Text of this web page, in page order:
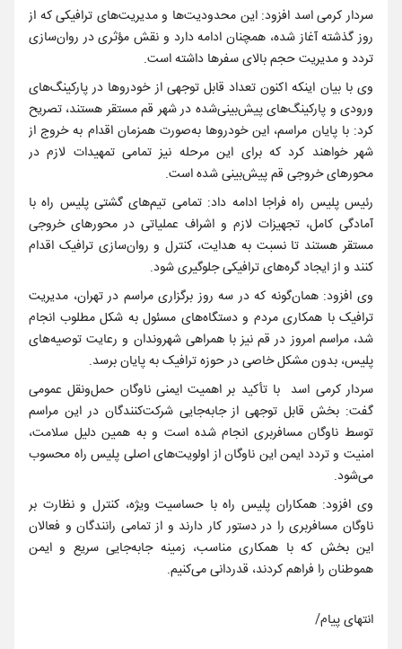
سردار کرمی اسد افزود: این محدودیت‌ها و مدیریت‌های ترافیکی که از
روز گذشته آغاز شده، همچنان ادامه دارد و نقش مؤثری در روان‌سازی
تردد و مدیریت حجم بالای سفرها داشته است.
وی با بیان اینکه اکنون تعداد قابل توجهی از خودروها در پارکینگ‌های
ورودی و پارکینگ‌های پیش‌بینی‌شده در شهر قم مستقر هستند، تصریح
کرد: با پایان مراسم، این خودروها به‌صورت همزمان اقدام به خروج از
شهر خواهند کرد که برای این مرحله نیز تمامی تمهیدات لازم در
محورهای خروجی قم پیش‌بینی شده است.
رئیس پلیس راه فراجا ادامه داد: تمامی تیم‌های گشتی پلیس راه با
آمادگی کامل، تجهیزات لازم و اشراف عملیاتی در محورهای خروجی
مستقر هستند تا نسبت به هدایت، کنترل و روان‌سازی ترافیک اقدام
کنند و از ایجاد گره‌های ترافیکی جلوگیری شود.
وی افزود: همان‌گونه که در سه روز برگزاری مراسم در تهران، مدیریت
ترافیک با همکاری مردم و دستگاه‌های مسئول به شکل مطلوب انجام
شد، مراسم امروز در قم نیز با همراهی شهروندان و رعایت توصیه‌های
پلیس، بدون مشکل خاصی در حوزه ترافیک به پایان برسد.
سردار کرمی اسد با تأکید بر اهمیت ایمنی ناوگان حمل‌ونقل عمومی
گفت: بخش قابل توجهی از جابه‌جایی شرکت‌کنندگان در این مراسم
توسط ناوگان مسافربری انجام شده است و به همین دلیل سلامت،
امنیت و تردد ایمن این ناوگان از اولویت‌های اصلی پلیس راه محسوب
می‌شود.
وی افزود: همکاران پلیس راه با حساسیت ویژه، کنترل و نظارت بر
ناوگان مسافربری را در دستور کار دارند و از تمامی رانندگان و فعالان
این بخش که با همکاری مناسب، زمینه جابه‌جایی سریع و ایمن
هموطنان را فراهم کردند، قدردانی می‌کنیم.
انتهای پیام/